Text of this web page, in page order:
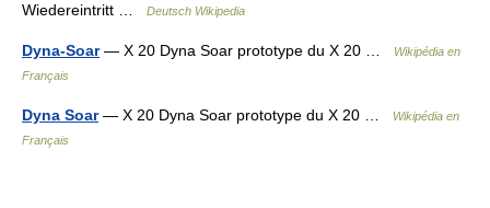
Wiedereintritt …
Deutsch Wikipedia
Dyna-Soar— X 20 Dyna Soar prototype du X 20 …
Wikipédia en
Français
Dyna Soar— X 20 Dyna Soar prototype du X 20 …
Wikipédia en
Français